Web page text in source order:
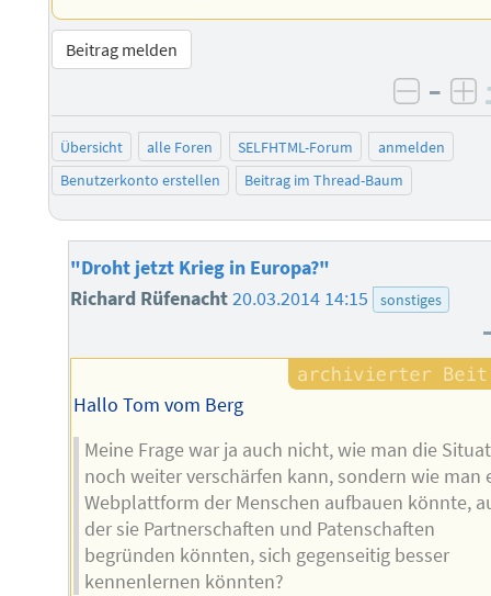
Beitrag melden
–
Übersicht alle Foren SELFHTML-Forum
anmelden
Benutzerkonto erstellen
Beitrag im Thread-Baum
"Droht jetzt Krieg in Europa?"
Richard Rüfenacht20.03.2014 14:15 sonstiges
Hallo Tom vom Berg
Meine Frage war ja auch nicht, wie man die
noch weiter verschärfen kann, sondern wie man
Webplattform der Menschen aufbauen könnte,
der sie Partnerschaften und Patenschaften
begründen könnten, sich gegenseitig besser
kennenlernen könnten?